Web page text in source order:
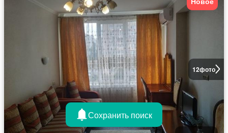
12фото
Сохранить поиск